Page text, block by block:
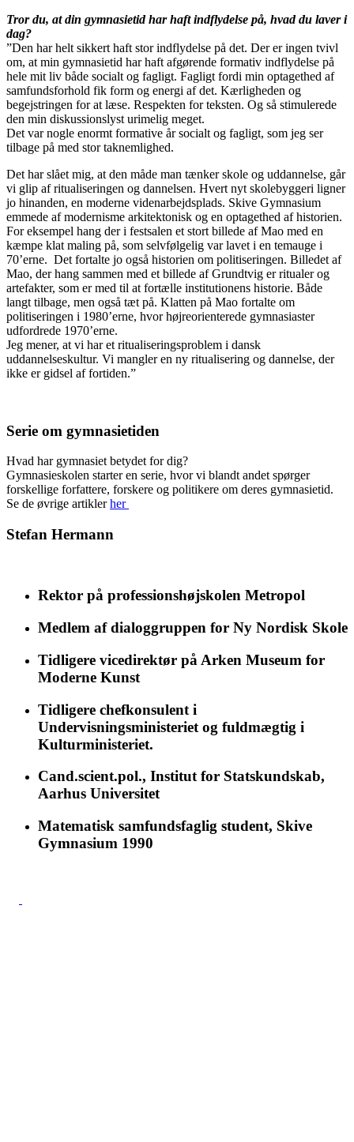
Tror du, at din gymnasietid har haft indflydelse på, hvad du laver i
dag?
”Den har helt sikkert haft stor indflydelse på det. Der er ingen tvivl
om, at min gymnasietid har haft afgørende formativ indflydelse på
hele mit liv både socialt og fagligt. Fagligt fordi min optagethed af
samfundsforhold fik form og energi af det. Kærligheden og
begejstringen for at læse. Respekten for teksten. Og så stimulerede
den min diskussionslyst urimelig meget.
Det var nogle enormt formative år socialt og fagligt, som jeg ser
tilbage på med stor taknemlighed.
Det har slået mig, at den måde man tænker skole og uddannelse, går
vi glip af ritualiseringen og dannelsen. Hvert nyt skolebyggeri ligner
jo hinanden, en moderne videnarbejdsplads. Skive Gymnasium
emmede af modernisme arkitektonisk og en optagethed af historien.
For eksempel hang der i festsalen et stort billede af Mao med en
kæmpe klat maling på, som selvfølgelig var lavet i en temauge i
70’erne. Det fortalte jo også historien om politiseringen. Billedet af
Mao, der hang sammen med et billede af Grundtvig er ritualer og
artefakter, som er med til at fortælle institutionens historie. Både
langt tilbage, men også tæt på. Klatten på Mao fortalte om
politiseringen i 1980’erne, hvor højreorienterede gymnasiaster
udfordrede 1970’erne.
Jeg mener, at vi har et ritualiseringsproblem i dansk
uddannelseskultur. Vi mangler en ny ritualisering og dannelse, der
ikke er gidsel af fortiden.”
Serie om gymnasietiden
Hvad har gymnasiet betydet for dig?
Gymnasieskolen starter en serie, hvor vi blandt andet spørger
forskellige forfattere, forskere og politikere om deres gymnasietid.
Se de øvrige artiklerher
Stefan Hermann
Rektor på professionshøjskolen Metropol
Medlem af dialoggruppen for Ny Nordisk Skole
Tidligere vicedirektør på Arken Museum for
Moderne Kunst
Tidligere chefkonsulent i
Undervisningsministeriet og fuldmægtig i
Kulturministeriet.
Cand.scient.pol., Institut for Statskundskab,
Aarhus Universitet
Matematisk samfundsfaglig student, Skive
Gymnasium 1990